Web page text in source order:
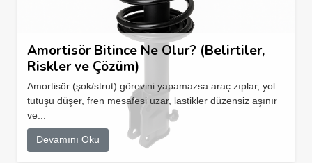
Amortisör Bitince Ne Olur? (Belirtiler,
Riskler ve Çözüm)
Amortisör (şok/strut) görevini yapamazsa araç zıplar, yol
tutuşu düşer, fren mesafesi uzar, lastikler düzensiz aşınır
ve...
Devamını Oku